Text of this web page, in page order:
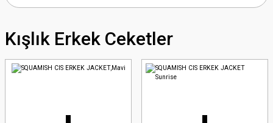
Kışlık Erkek Ceketler